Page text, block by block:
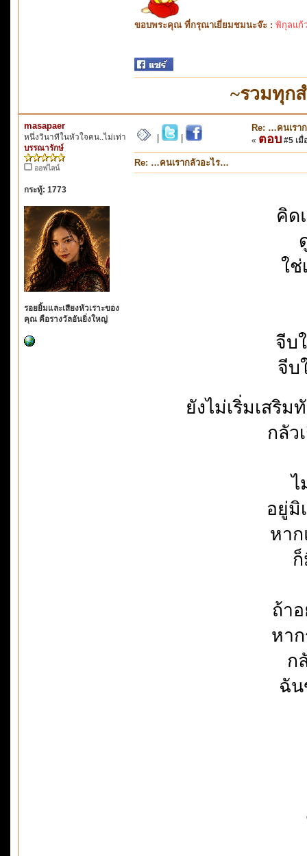
ขอบพระคุณ ที่กรุณาเยี่ยมชมนะจ๊ะ : พิกุลแก้
~รวมทุก
masapaer
หนึ่งวินาทีในหัวใจคน..ไม่เท่า
บรรณารักษ์
ออฟไลน์
กระทู้: 1773
รอยยิ้มและเสียงหัวเราะของ
คุณ คือรางวัลอันยิ่งใหญ่
Re: …คนเรา
« ตอบ #5 เมื่
Re: …คนเรากลัวอะไร…
คิด
ใช่
จีบ
จีบ
ยังไม่เริ่มเสริ
กลัว
ไ
อยู่มิ
หา
ถ้า
หา
ก
ฉัน